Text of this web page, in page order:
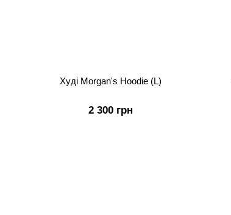
Худі Morgan's Hoodie (L)
2 300 грн